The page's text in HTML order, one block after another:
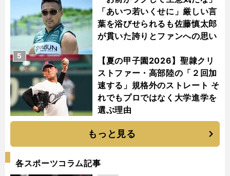
「あいつ若いくせに」厳しい言
葉を浴びせられるも佐藤慎太郎
が貫いた誇りとファンへの思い
【夏の甲子園2026】聖隷クリ
ストファー・高部陸の「２回加
速する」規格外のストレート そ
れでもプロではなく大学進学を
選ぶ理由
5
もっと見る
各スポーツコラム記事